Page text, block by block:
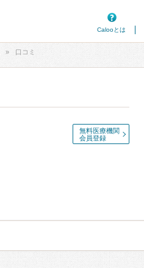
Calooとは
口コミ
無料医療機関
会員登録